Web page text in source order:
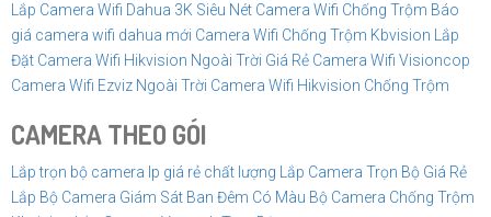
Lắp Camera Wifi Dahua 3K Siêu Nét Camera Wifi Chống Trộm Báo
giá camera wifi dahua mới Camera Wifi Chống Trộm Kbvision Lắp
Đặt Camera Wifi Hikvision Ngoài Trời Giá Rẻ Camera Wifi Visioncop
Camera Wifi Ezviz Ngoài Trời Camera Wifi Hikvision Chống Trộm
CAMERA THEO GÓI
Lắp trọn bộ camera Ip giá rẻ chất lượng Lắp Camera Trọn Bộ Giá Rẻ
Lắp Bộ Camera Giám Sát Ban Đêm Có Màu Bộ Camera Chống Trộm